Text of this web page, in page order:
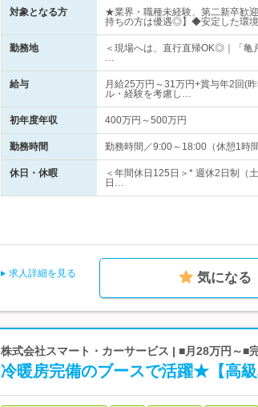
対象となる方
★業界・職種未経験、第二新卒歓
持ちの方は優遇◎】◆安定した環
勤務地
＜現場へは、直行直帰OK◎｜「亀
…
給与
月給25万円～31万円+賞与年2回(
ル・経験を考慮し…
初年度年収 400万円～500万円
勤務時間 勤務時間／9:00～18:00（休憩1
休日・休暇
＜年間休日125日＞* 週休2日制（
日…
求人詳細を見る 気になる
株式会社スマート・カーサービス | ■月28万円～■
冷暖房完備のブースで活躍★【高級